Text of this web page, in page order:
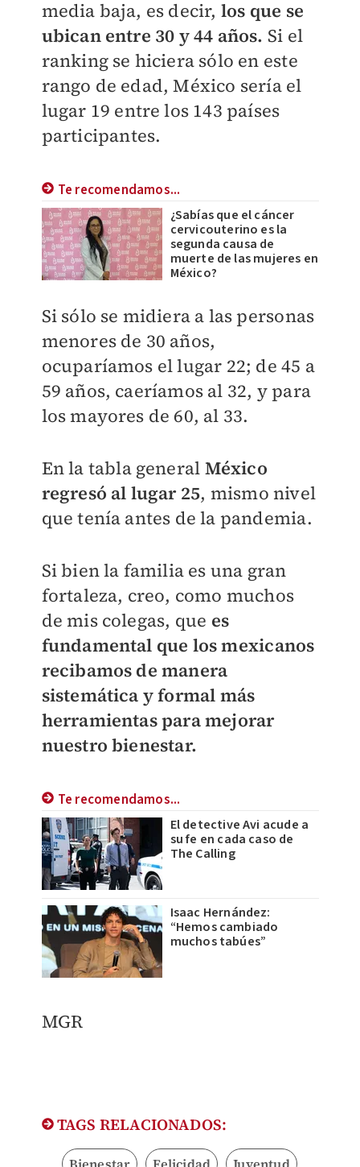
media baja, es decir, los que se
ubican entre 30 y 44 años. Si el
ranking se hiciera sólo en este
rango de edad, México sería el
lugar 19 entre los 143 países
participantes.
Te recomendamos...
¿Sabías que el cáncer
cervicouterino es la
segunda causa de
muerte de las mujeres en
México?
Si sólo se midiera a las personas
menores de 30 años,
ocuparíamos el lugar 22; de 45 a
59 años, caeríamos al 32, y para
los mayores de 60, al 33.
En la tabla general México
regresó al lugar 25, mismo nivel
que tenía antes de la pandemia.
Si bien la familia es una gran
fortaleza, creo, como muchos
de mis colegas, que es
fundamental que los mexicanos
recibamos de manera
sistemática y formal más
herramientas para mejorar
nuestro bienestar.
Te recomendamos...
El detective Avi acude a
su fe en cada caso de
The Calling
Isaac Hernández:
“Hemos cambiado
muchos tabúes”
MGR
TAGS RELACIONADOS: